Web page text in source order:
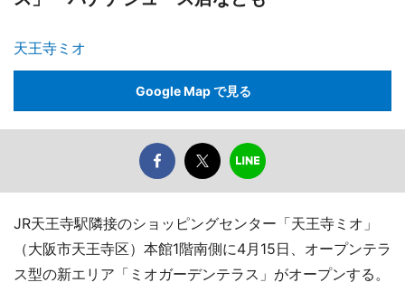
天王寺ミオ
Google Map で見る
JR天王寺駅隣接のショッピングセンター「天王寺ミオ」
（大阪市天王寺区）本館1階南側に4月15日、オープンテラ
ス型の新エリア「ミオガーデンテラス」がオープンする。